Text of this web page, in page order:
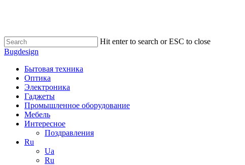
content
Hit enter to search or ESC to close
Close
Bugdesign
search
Menu
Бытовая техника
Оптика
Электроника
Гаджеты
Промышленное оборудование
Мебель
Интересное
Поздравления
Ru
Ua
Ru